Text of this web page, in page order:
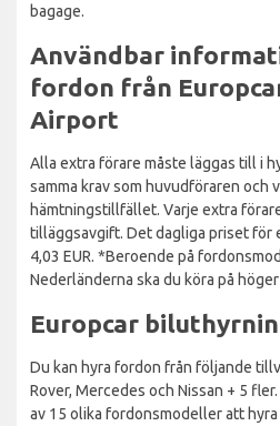
bagage.
Användbar
fordon från
Airport
Alla extra förare måste läggas till i
samma krav som huvudföraren och
hämtningstillfället. Varje extra
tilläggsavgift. Det dagliga priset för
4,03 EUR. *Beroende på
Nederländerna ska du köra på
Europcar
Du kan hyra fordon från följande
Rover, Mercedes och Nissan + 5
av 15 olika fordonsmodeller att